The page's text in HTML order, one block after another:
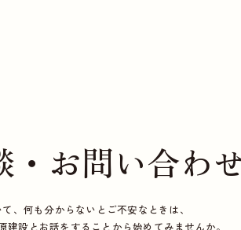
・お問い合わ
、何も分からないとご不安なときは、
建設とお話をすることから始めてみませんか。